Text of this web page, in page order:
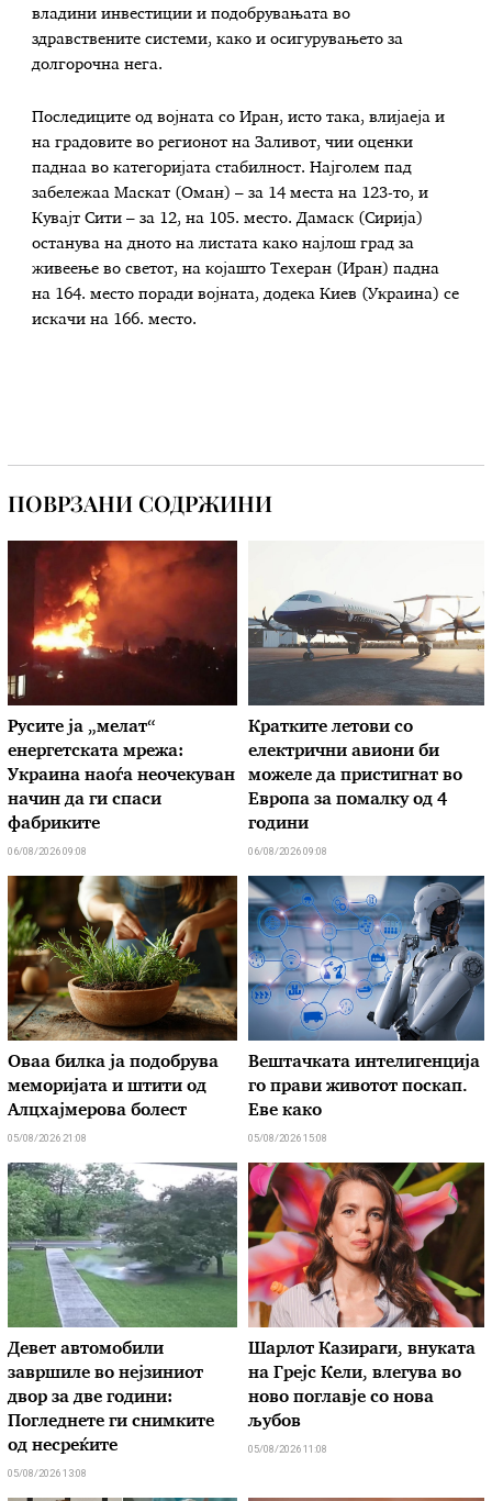
владини инвестиции и подобрувањата во
здравствените системи, како и осигурувањето за
долгорочна нега.
Последиците од војната со Иран, исто така, влијаеја и
на градовите во регионот на Заливот, чии оценки
паднаа во категоријата стабилност. Најголем пад
забележаа Маскат (Оман) – за 14 места на 123-то, и
Кувајт Сити – за 12, на 105. место. Дамаск (Сирија)
останува на дното на листата како најлош град за
живеење во светот, на којашто Техеран (Иран) падна
на 164. место поради војната, додека Киев (Украина) се
искачи на 166. место.
ПОВРЗАНИ СОДРЖИНИ
Русите ја „мелат“
енергетската мрежа:
Украина наоѓа неочекуван
начин да ги спаси
фабриките
06/08/2026 09:08
Кратките летови со
електрични авиони би
можеле да пристигнат во
Европа за помалку од 4
години
06/08/2026 09:08
Оваа билка ја подобрува
меморијата и штити од
Алцхајмерова болест
05/08/2026 21:08
Вештачката интелигенција
го прави животот поскап.
Еве како
05/08/2026 15:08
Девет автомобили
завршиле во нејзиниот
двор за две години:
Погледнете ги снимките
од несреќите
05/08/2026 13:08
Шарлот Казираги, внуката
на Грејс Кели, влегува во
ново поглавје со нова
љубов
05/08/2026 11:08